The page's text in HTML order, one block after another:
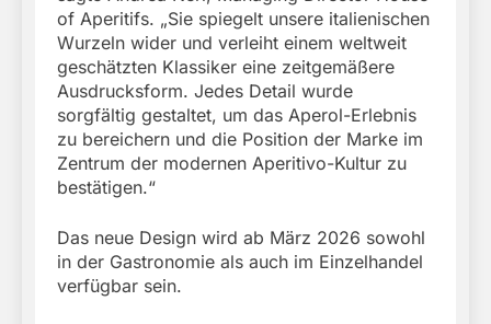
of Aperitifs. „Sie spiegelt unsere italienischen
Wurzeln wider und verleiht einem weltweit
geschätzten Klassiker eine zeitgemäßere
Ausdrucksform. Jedes Detail wurde
sorgfältig gestaltet, um das Aperol-Erlebnis
zu bereichern und die Position der Marke im
Zentrum der modernen Aperitivo-Kultur zu
bestätigen.“
Das neue Design wird ab März 2026 sowohl
in der Gastronomie als auch im Einzelhandel
verfügbar sein.